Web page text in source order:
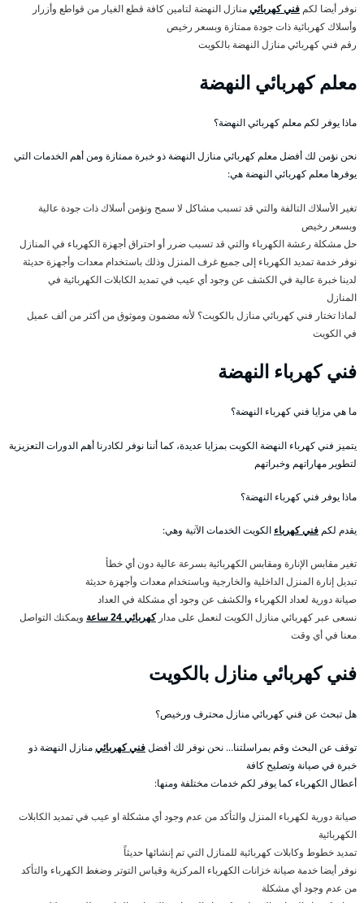
نوفر أيضا لكم فني كهربائيمنازل النهضة لتامين كافة قطع الغيار من قواطع وأزرار
وأسلاك كهربائية ذات جودة ممتازة وبسعر رخيص
رقم فني كهربائي منازل النهضة بالكويت
معلم كهربائي النهضة
ماذا يوفر لكم معلم كهربائي النهضة؟
نحن نؤمن لك أفضل معلم كهربائي منازل النهضة ذو خبرة ممتازة ومن أهم الخدمات التي
يوفرها معلم كهربائي النهضة هي:
تغير الأسلاك التالفة والتي قد تسبب مشاكل لا سمح ونؤمن أسلاك ذات جودة عالية
وبسعر رخيص
حل مشكلة رعشة الكهرباء والتي قد تسبب ضرر أو احتراق أجهزة الكهرباء في المنازل
نوفر خدمة تمديد الكهرباء إلى جميع غرف المنزل وذلك باستخدام معدات وأجهزة حديثة
لدينا خبرة عالية في الكشف عن وجود أي عيب في تمديد الكابلات الكهربائية في
المنازل
لماذا تختار فني كهربائي منازل بالكويت؟ لأنه مضمون وموثوق من أكثر من ألف عميل
في الكويت
فني كهرباء النهضة
ما هي مزايا فني كهرباء النهضة؟
يتميز فني كهرباء النهضة الكويت بمزايا عديدة، كما أننا نوفر لكادرنا أهم الدورات التعزيزية
لتطوير مهاراتهم وخبراتهم
ماذا يوفر فني كهرباء النهضة؟
يقدم لكم فني كهرباء الكويت الخدمات الآتية وهي:
تغير مقابس الإنارة ومقابس الكهربائية بسرعة عالية دون أي خطأ
تبديل إنارة المنزل الداخلية والخارجية وباستخدام معدات وأجهزة حديثة
صيانة دورية لعداد الكهرباء والكشف عن وجود أي مشكلة في العداد
نسعى عبر كهربائي منازل الكويت لنعمل على مداركهربائي 24 ساعة
ويمكنك التواصل
معنا في أي وقت
فني كهربائي منازل بالكويت
هل تبحث عن فني كهربائي منازل محترف ورخيص؟
توقف عن البحث وقم بمراسلتنا… نحن نوفر لك أفضلفني كهربائيمنازل النهضة ذو
خبرة في صيانة وتصليح كافة
أعطال الكهرباء كما يوفر لكم خدمات مختلفة ومنها:
صيانة دورية لكهرباء المنزل والتأكد من عدم وجود أي مشكلة او عيب في تمديد الكابلات
الكهربائية
تمديد خطوط وكابلات كهربائية للمنازل التي تم إنشائها حديثاً
نوفر أيضا خدمة صيانة خزانات الكهرباء المركزية وقياس التوتر وضغط الكهرباء والتأكد
من عدم وجود أي مشكلة